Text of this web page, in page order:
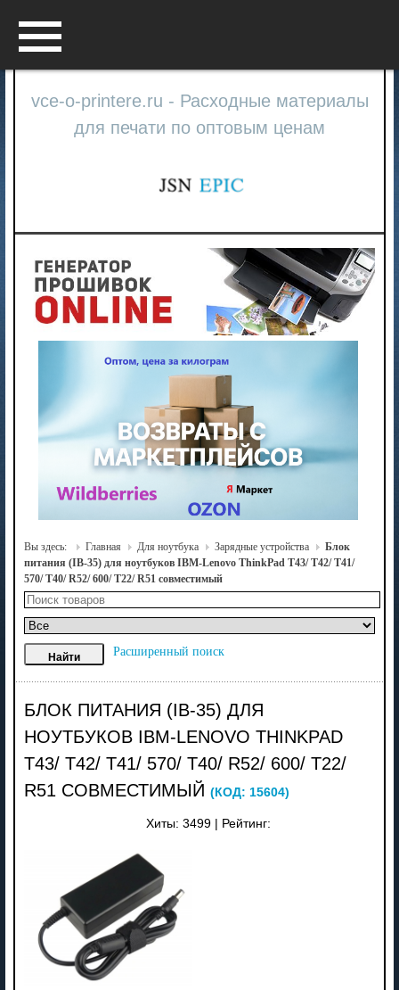
vce-o-printere.ru - Расходные материалы
для печати по оптовым ценам
Вы здесь: Главная Для ноутбука Зарядные устройства
Блок
питания (IB-35) для ноутбуков IBM-Lenovo ThinkPad T43/ T42/ T41/
570/ T40/ R52/ 600/ T22/ R51 совместимый
Расширенный поиск
БЛОК ПИТАНИЯ (IB-35) ДЛЯ
НОУТБУКОВ IBM-LENOVO THINKPAD
T43/ T42/ T41/ 570/ T40/ R52/ 600/ T22/
R51 СОВМЕСТИМЫЙ (КОД: 15604)
Хиты: 3499 Рейтинг: